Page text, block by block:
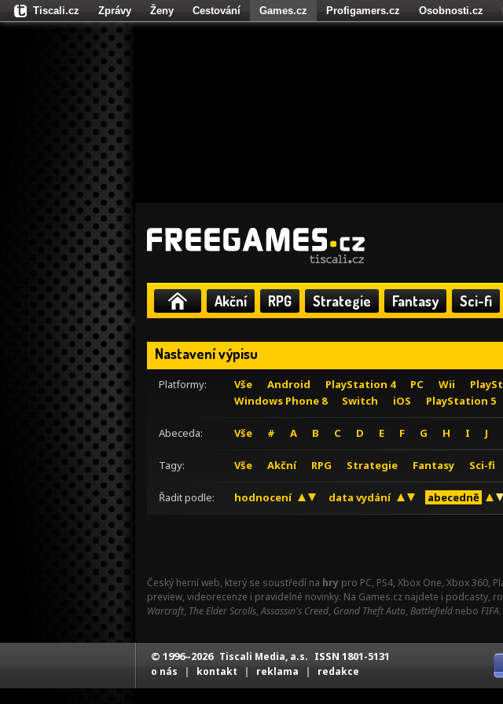
Akční RPG Strategie Fantasy Sci-fi
Nastavení výpisu
Platformy: Vše Android PlayStation 4 PC Wii
Windows Phone 8
Switch iOS PlayStation 5
Abeceda: Vše # A B C D E F G H I J
Tagy: Vše Akční RPG Strategie Fantasy Sci-fi
Řadit podle: hodnocení data vydání abecedně
Český herní web, který se soustředí na hry pro PC, PS4, Xbox One, Xbox 360,
preview, videorecenze i pravidelné novinky. Na Games.cz najdete i podcasty,
Warcraft, The Elder Scrolls,Assassin's Creed, Grand Theft Auto, Battlefield nebo FIFA.
Tiscali.cz Zprávy Ženy Cestování Games.cz Profigamers.cz Osobnosti.cz
Fights.cz
© 1996–2026 Tiscali Media, a.s. ISSN 1801-5131
o nás | kontakt | reklama | redakce